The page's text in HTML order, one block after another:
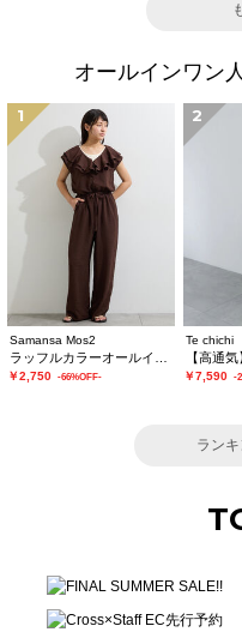
オールインワン
1
Samansa Mos2
￥2,750 -66%OFF-
2
Te chichi
￥7,590 -
ラン